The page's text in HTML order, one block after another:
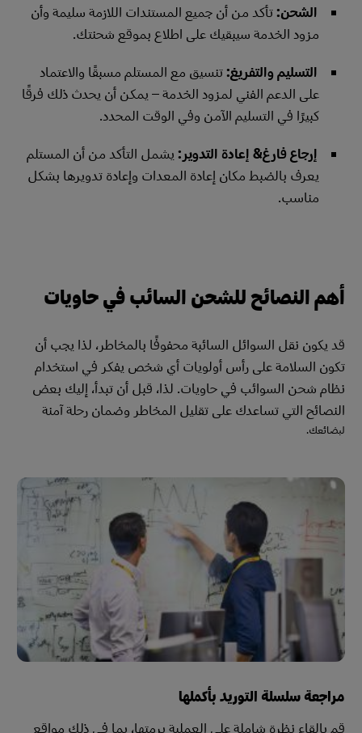
الشحن:تأكد من أن جميع المستندات اللازمة سليمة وأن
مزود الخدمة سيبقيك على اطلاع بموقع شحنتك.
التسليم والتفريغ:تنسيق مع المستلم مسبقًا والاعتماد
على الدعم الفني لمزود الخدمة – يمكن أن يحدث ذلك فرقًا
كبيرًا في التسليم الآمن وفي الوقت المحدد.
إرجاع فارغ& إعادة التدوير:يشمل التأكد من أن المستلم
يعرف بالضبط مكان إعادة المعدات وإعادة تدويرها بشكل
مناسب.
أهم النصائح للشحن السائب في حاويات
قد يكون نقل السوائل السائبة محفوفًا بالمخاطر، لذا يجب أن
تكون السلامة على رأس أولويات أي شخص يفكر في استخدام
نظام شحن السوائب في حاويات. لذا، قبل أن تبدأ، إليك بعض
النصائح التي تساعدك على تقليل المخاطر وضمان رحلة آمنة
لبضائعك.
مراجعة سلسلة التوريد بأكملها
قم بإلقاء نظرة شاملة على العملية برمتها، بما في ذلك مواقع